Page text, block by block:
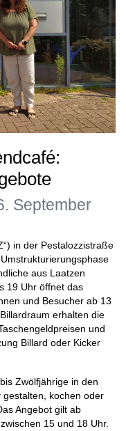
September
in der Pestalozzistraße
aus Laatzen
19 Uhr öffnet das
und Besucher ab 13
erhalten die
und
Billard oder Kicker
Zwölfjährige in den
kochen oder
Angebot gilt ab
15 und 18 Uhr.